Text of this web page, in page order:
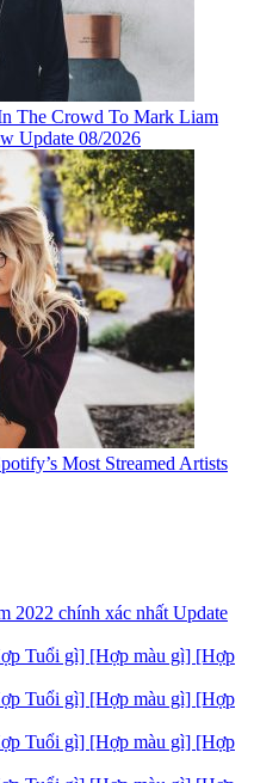
The Crowd To Mark Liam
Update 08/2026
Most Streamed Artists
2022 chính xác nhất Update
Tuổi gì] [Hợp màu gì] [Hợp
Tuổi gì] [Hợp màu gì] [Hợp
Tuổi gì] [Hợp màu gì] [Hợp